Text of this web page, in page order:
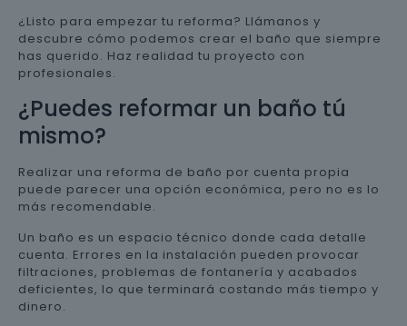
¿Listo para empezar tu reforma? Llámanos y
descubre cómo podemos crear el baño que siempre
has querido. Haz realidad tu proyecto con
profesionales.
¿Puedes reformar un baño tú
mismo?
Realizar una reforma de baño por cuenta propia
puede parecer una opción económica, pero no es lo
más recomendable.
Un baño es un espacio técnico donde cada detalle
cuenta. Errores en la instalación pueden provocar
filtraciones, problemas de fontanería y acabados
deficientes, lo que terminará costando más tiempo y
dinero.